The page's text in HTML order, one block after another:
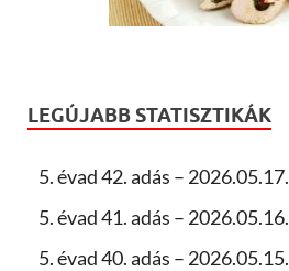
LEGÚJABB STATISZTIKÁK
5. évad 42. adás – 2026.05.17.
5. évad 41. adás – 2026.05.16.
5. évad 40. adás – 2026.05.15.